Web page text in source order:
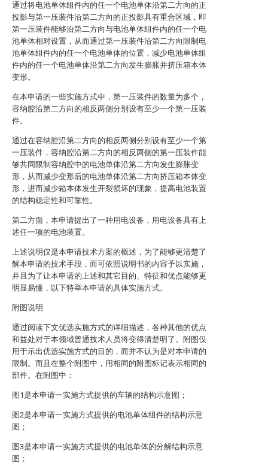
通过将电池单体组件内的任一个电池单体沿第二方向的正
投影与第一压装件沿第二方向的正投影具有重合区域，即
第一压装件能够沿第二方向与电池单体组件内的任一个电
池单体相对设置，从而通过第一压装件沿第二方向限制电
池单体组件内的任一个电池单体的位置，减少电池单体组
件内的任一个电池单体沿第二方向发生膨胀并挤压箱本体
变形。
在本申请的一些实施方式中，第一压装件的数量为多个，
容纳腔沿第二方向的相反两侧分别设有至少一个第一压装
件。
通过在容纳腔沿第二方向的相反两侧分别设有至少一个第
一压装件，容纳腔沿第二方向的相反两侧的第一压装件能
够共同限制容纳腔中的电池单体沿第二方向发生膨胀变
形，从而减少变形后的电池单体沿第二方向挤压箱本体变
形，进而减少箱本体发生开裂损坏的现象，提高电池装置
的结构稳定性和可靠性。
第二方面，本申请提出了一种用电设备，用电设备具有上
述任一项的电池装置。
上述说明仅是本申请技术方案的概述，为了能够更清楚了
解本申请的技术手段，而可依照说明书的内容予以实施，
并且为了让本申请的上述和其它目的、特征和优点能够更
明显易懂，以下特举本申请的具体实施方式。
附图说明
通过阅读下文优选实施方式的详细描述，各种其他的优点
和益处对于本领域普通技术人员将变得清楚明了。附图仅
用于示出优选实施方式的目的，而并不认为是对本申请的
限制。而且在整个附图中，用相同的附图标记表示相同的
部件。在附图中：
图1是本申请一实施方式提供的车辆的结构示意图；
图2是本申请一实施方式提供的电池单体组件的结构示意
图；
图3是本申请一实施方式提供的电池单体的分解结构示意
图；